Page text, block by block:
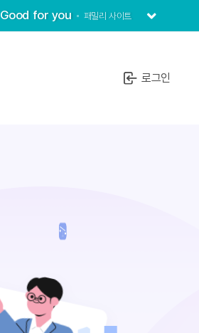
Good for you 패밀리 사이트
로그인